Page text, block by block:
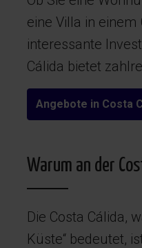
eine Villa in
interessante
Cálida bietet
Angebote in Costa
Warum an der
Die Costa Cálida,
Küste“ bedeutet,